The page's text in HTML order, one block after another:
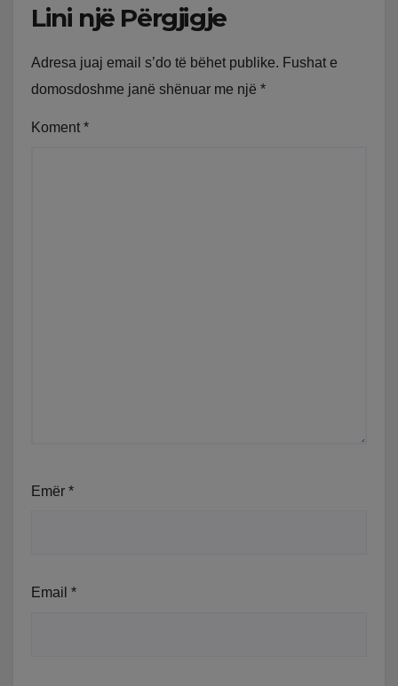
Lini një Përgjigje
Adresa juaj email s’do të bëhet publike. Fushat e
domosdoshme janë shënuar me një *
Koment *
Emër *
Email *